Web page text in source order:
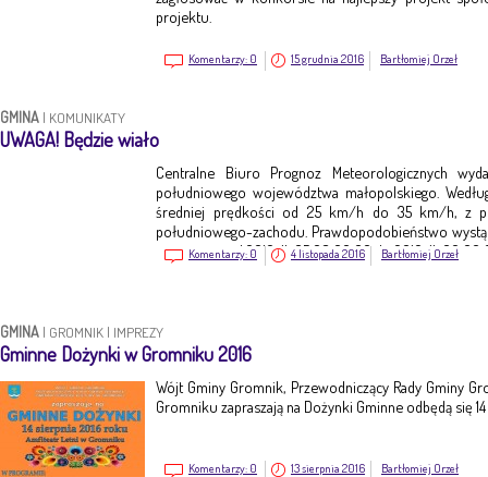
projektu.
Komentarzy: 0 15 grudnia 2016 Bartłomiej Orzeł
GMINA | KOMUNIKATY
UWAGA! Będzie wiało
Centralne Biuro Prognoz Meteorologicznych
południowego województwa małopolskiego.
średniej prędkości od 25 km/h do 35 km/h, z
południowego-zachodu. Prawdopodobieństwo
jest ważne o d 2016-11-05 08:00:00 do 2016-11-06
Komentarzy: 0 4 listopada 2016 Bartłomiej Orzeł
GMINA | GROMNIK | IMPREZY
Gminne Dożynki w Gromniku 2016
Wójt Gminy Gromnik, Przewodniczący Rady Gminy
Gromniku zapraszają na Dożynki Gminne odbędą się
Komentarzy: 0 13 sierpnia 2016 Bartłomiej Orzeł